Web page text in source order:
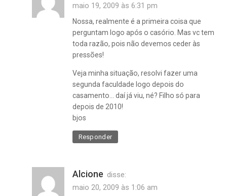
maio 19, 2009 às 6:31 pm
Nossa, realmente é a primeira coisa que
perguntam logo após o casório. Mas vc tem
toda razão, pois não devemos ceder às
pressões!
Veja minha situação, resolvi fazer uma
segunda faculdade logo depois do
casamento… daí já viu, né? Filho só para
depois de 2010!
bjos
Responder
Alcione disse:
maio 20, 2009 às 1:06 am